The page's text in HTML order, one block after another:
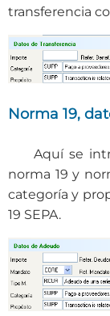
transferencia
Norma 19,
Aquí se
norma 19 y
categoría y
19 SEPA.